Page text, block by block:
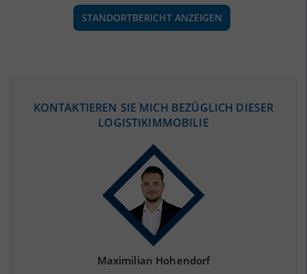
STANDORTBERICHT ANZEIGEN
(STAND: 12/2019)
(Landkreis / Kreisfreie Stadt)
KONTAKTIEREN SIE MICH BEZÜGLICH DIESER
LOGISTIKIMMOBILIE
Maximilian Hohendorf